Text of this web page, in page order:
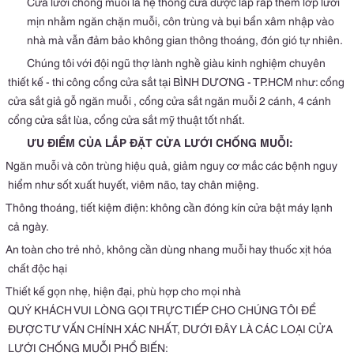
mịn nhằm ngăn chặn muỗi, côn trùng và bụi bẩn xâm nhập vào
nhà mà vẫn đảm bảo không gian thông thoáng, đón gió tự nhiên.
Chúng tôi với đội ngũ thợ lành nghề giàu kinh nghiệm chuyên
thiết kế - thi công cổng cửa sắt tại BÌNH DƯƠNG - TP.HCM như: cổng
cửa sắt giả gỗ ngăn muỗi , cổng cửa sắt ngăn muỗi2 cánh, 4 cánh
cổng cửa sắt lùa, cổng cửa sắt mỹ thuật tốt nhất.
ƯU ĐIỂM CỦA LẮP ĐẶT CỬA LƯỚI CHỐNG MUỖI:
Ngăn muỗi và côn trùng hiệu quả, giảm nguy cơ mắc các bệnh nguy
hiểm như sốt xuất huyết, viêm não, tay chân miệng.
Thông thoáng, tiết kiệm điện: không cần đóng kín cửa bật máy lạnh
cả ngày.
An toàn cho trẻ nhỏ, không cần dùng nhang muỗi hay thuốc xịt hóa
chất độc hại
Thiết kế gọn nhẹ, hiện đại, phù hợp cho mọi nhà
QUÝ KHÁCH VUI LÒNG GỌI TRỰC TIẾP CHO CHÚNG TÔI ĐỂ
ĐƯỢC TƯ VẤN CHÍNH XÁC NHẤT, DƯỚI ĐÂY LÀ CÁC LOẠI CỬA
LƯỚI CHỐNG MUỖI PHỔ BIẾN: